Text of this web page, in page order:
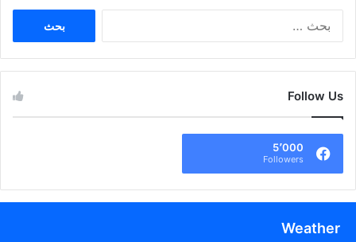
ن
Follow Us
5٬000
Followers
Weather